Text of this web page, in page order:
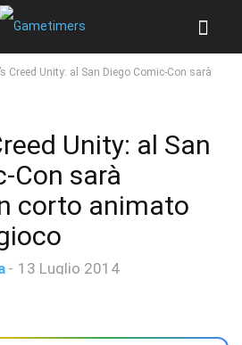
Creed Unity: al San Diego Comic-Con sarà
Unity: al San
Con sarà
corto animato
- 13 Luglio 2014